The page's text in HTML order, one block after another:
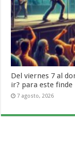
Del viernes 7 al
ir? para este finde
7 agosto, 2026